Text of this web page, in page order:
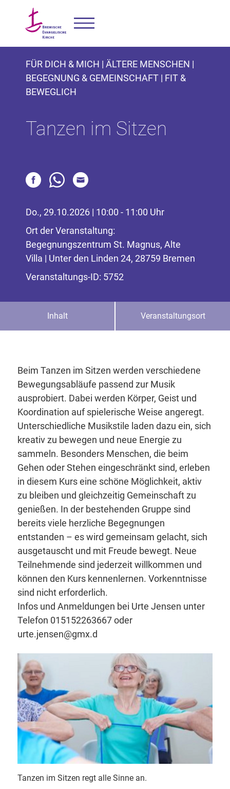
FÜR DICH & MICH | ÄLTERE MENSCHEN |
BEGEGNUNG & GEMEINSCHAFT | FIT &
BEWEGLICH
Tanzen im Sitzen
Do., 29.10.2026 | 10:00 - 11:00 Uhr
Ort der Veranstaltung:
Begegnungszentrum St. Magnus, Alte
Villa | Unter den Linden 24, 28759 Bremen
Veranstaltungs-ID: 5752
Inhalt Veranstaltungsort
Beim Tanzen im Sitzen werden verschiedene
Bewegungsabläufe passend zur Musik
ausprobiert. Dabei werden Körper, Geist und
Koordination auf spielerische Weise angeregt.
Unterschiedliche Musikstile laden dazu ein, sich
kreativ zu bewegen und neue Energie zu
sammeln. Besonders Menschen, die beim
Gehen oder Stehen eingeschränkt sind, erleben
in diesem Kurs eine schöne Möglichkeit, aktiv
zu bleiben und gleichzeitig Gemeinschaft zu
genießen. In der bestehenden Gruppe sind
bereits viele herzliche Begegnungen
entstanden – es wird gemeinsam gelacht, sich
ausgetauscht und mit Freude bewegt. Neue
Teilnehmende sind jederzeit willkommen und
können den Kurs kennenlernen. Vorkenntnisse
sind nicht erforderlich.
Infos und Anmeldungen bei Urte Jensen unter
Telefon 015152263667 oder
urte.jensen@gmx.d
Tanzen im Sitzen regt alle Sinne an.